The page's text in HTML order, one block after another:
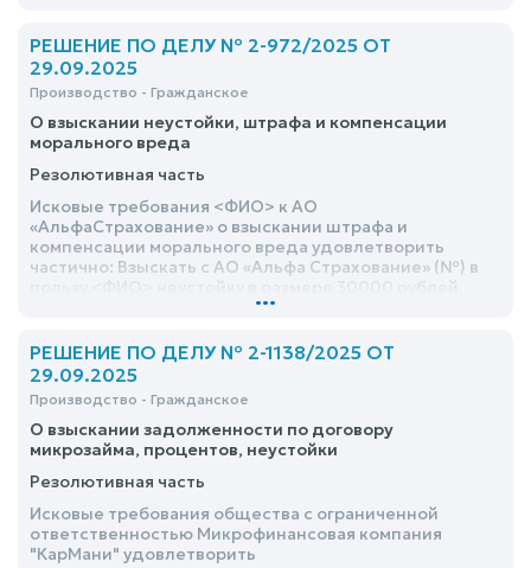
РЕШЕНИЕ ПО ДЕЛУ № 2-972/2025 ОТ
29.09.2025
Производство - Гражданское
О взыскании неустойки, штрафа и компенсации
морального вреда
Резолютивная часть
Исковые требования <ФИО> к АО
«АльфаСтрахование» о взыскании штрафа и
компенсации морального вреда удовлетворить
частично: Взыскать с АО «Альфа Страхование» (№) в
пользу <ФИО> неустойку в размере 30000 рублей,
компенсации морального вреда в размере 5000
оплату услуг представителя в размере 7000 рублей и
почтовые расходы в размере 152 рубля
...
РЕШЕНИЕ ПО ДЕЛУ № 2-1138/2025 ОТ
29.09.2025
Производство - Гражданское
О взыскании задолженности по договору
микрозайма, процентов, неустойки
Резолютивная часть
Исковые требования общества с ограниченной
ответственностью Микрофинансовая компания
"КарМани" удовлетворить